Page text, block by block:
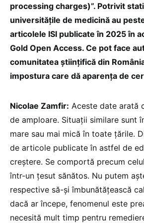
processing charges)”. Potrivit
universitățile de medicină au
articolele ISI publicate în 2025 în
Gold Open Access. Ce pot face
comunitatea științifică din
impostura care dă aparența de
Nicolae Zamfir: Aceste date arată
de amploare. Situații similare sunt
mare sau mai mică în toate țările.
de articole publicate în astfel de
creștere. Se comportă precum
într-un țesut sănătos. Nu putem
respective să-și îmbunătățească
dacă ar începe, fenomenul este
necesită mult timp pentru